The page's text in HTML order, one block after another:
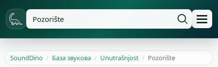
SoundDino / База звукова / Unutrašnjost / Pozorište